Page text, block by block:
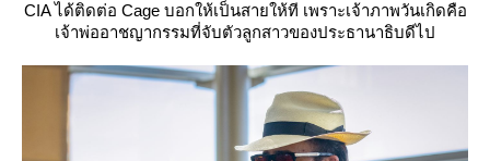
CIA ได้ติดต่อ Cage บอกให้เป็นสายให้ที เพราะเจ้าภาพวันเกิดคือ
เจ้าพ่ออาชญากรรมที่จับตัวลูกสาวของประธานาธิบดีไป